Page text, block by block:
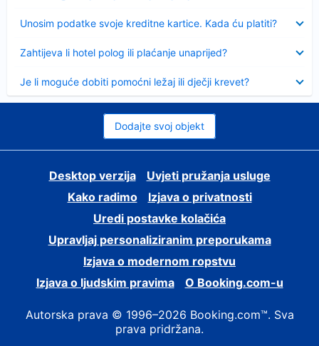
Unosim podatke svoje kreditne kartice. Kada ću platiti?
Zahtijeva li hotel polog ili plaćanje unaprijed?
Je li moguće dobiti pomoćni ležaj ili dječji krevet?
Dodajte svoj objekt
Desktop verzija
Uvjeti pružanja usluge
Kako radimo
Izjava o privatnosti
Uredi postavke kolačića
Upravljaj personaliziranim preporukama
Izjava o modernom ropstvu
Izjava o ljudskim pravima
O Booking.com-u
Autorska prava © 1996–2026 Booking.com™. Sva
prava pridržana.